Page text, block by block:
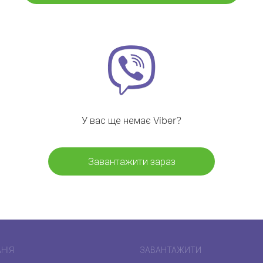
У вас ще немає Viber?
Завантажити зараз
ЗАВАНТАЖИТИ